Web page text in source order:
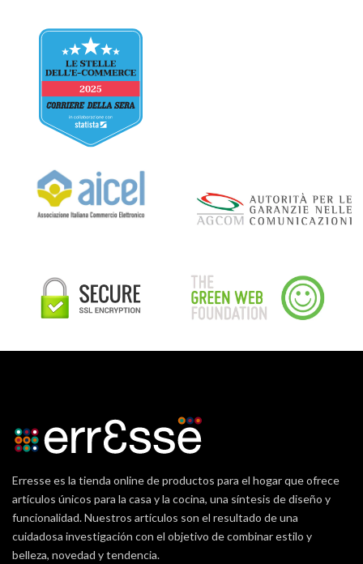
Erresse es la tienda online de productos para el hogar que ofrece
artículos únicos para la casa y la cocina, una síntesis de diseño y
funcionalidad. Nuestros artículos son el resultado de una
cuidadosa investigación con el objetivo de combinar estilo y
belleza, novedad y tendencia.